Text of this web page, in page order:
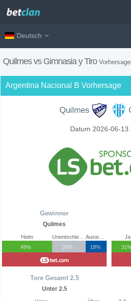
Deutsch
Quilmes vs Gimnasia y Tiro Vorhersagen,
Argentina Nacional B Vorhersage
Quilmes
Datum 2026-06-13
Gewinner
Quilmes
Heim
49%
Unentschieden
33%
18%
Tore Gesamt 2.5
Unter 2.5
Ja